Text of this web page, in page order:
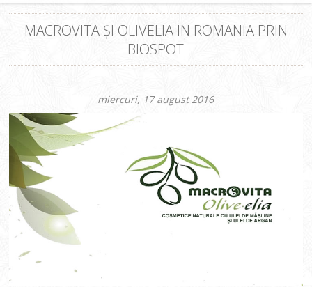
MACROVITA ȘI OLIVELIA IN ROMANIA PRIN
BIOSPOT
miercuri, 17 august 2016